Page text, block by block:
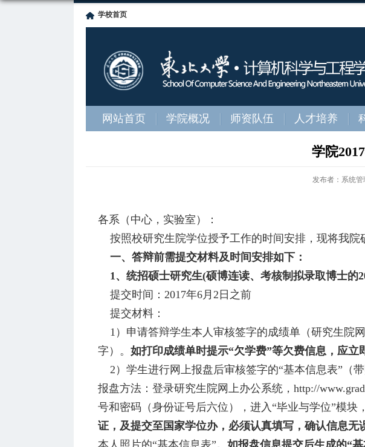
学校首页
网站首页 学院概况 师资队伍 人才培养
学院
发布者：系统管
各系（中心，实验室）：
按照校研究生院学位授予工作的时间安排，现将我院
一、答辩前需提交材料及时间安排如下：
1、统招硕士研究生(硕博连读、考核制拟录取博士的
提交时间：2017年6月2日之前
提交材料：
1）申请答辩学生本人审核签字的成绩单（研究生院
字）。 如打印成绩单时提示“欠学费”等欠费信息，应立
2）学生进行网上报盘后审核签字的“基本信息表”（带
报盘方法：登录研究生院网上办公系统， http://
号和密码（身份证号后六位），进入“毕业与学位”模块
证，及提交至国家学位办，必须认真填写，确认信息无
本人照片的“基本信息表”。 如报盘信息提交后生成的“